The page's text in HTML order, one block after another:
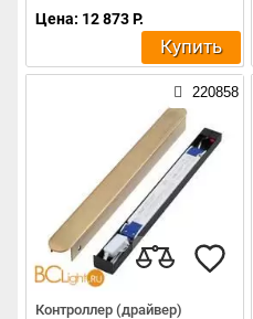
Цена: 12 873 Р.
Купить
220858
Контроллер (драйвер)